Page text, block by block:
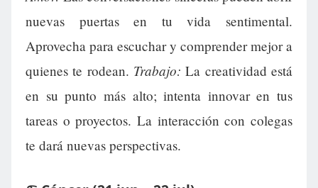
nuevas puertas en tu vida sentimental.
Aprovecha para escuchar y comprender mejor a
quienes te rodean. Trabajo: La creatividad está
en su punto más alto; intenta innovar en tus
tareas o proyectos. La interacción con colegas
te dará nuevas perspectivas.